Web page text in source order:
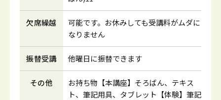
欠席繰越
可能です。お休みしても受講料がムダに
なりません
振替受講 他曜日に振替できます
その他
お持ち物【本講座】そろばん、テキス
ト、筆記用具、タブレット【体験】筆記